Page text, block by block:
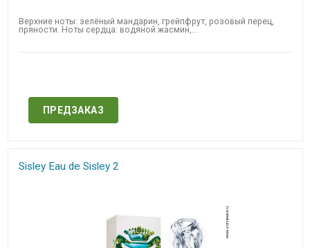
Верхние ноты: зелёный мандарин, грейпфрут, розовый перец,
пряности. Ноты сердца: водяной жасмин,...
ПРЕДЗАКАЗ
Sisley Eau de Sisley 2